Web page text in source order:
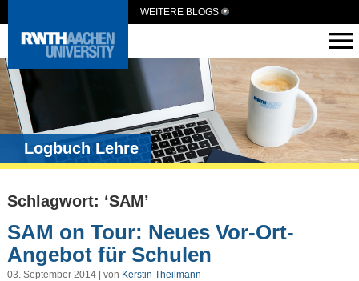
WEITERE BLOGS
Logbuch Lehre
Schlagwort: ‘SAM’
SAM on Tour: Neues Vor-Ort-
Angebot für Schulen
03. September 2014 | von Kerstin Theilmann